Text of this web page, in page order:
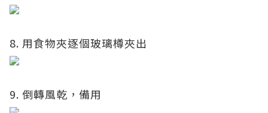
8. 用食物夾逐個玻璃樽夾出
9. 倒轉風乾，備用